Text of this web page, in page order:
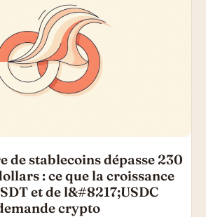
de stablecoins dépasse 230
: ce que la croissance
et de l&#8217;USDC
crypto